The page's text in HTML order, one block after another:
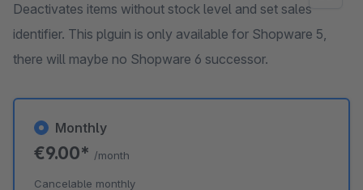
Deactivates items without stock level and set sales
identifier. This plguin is only available for Shopware 5,
there will maybe no Shopware 6 successor.
Monthly
€9.00* /month
Cancelable monthly